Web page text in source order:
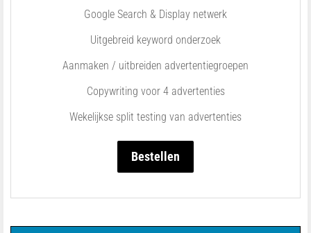
Google Search & Display netwerk
Uitgebreid keyword onderzoek
Aanmaken / uitbreiden advertentiegroepen
Copywriting voor 4 advertenties
Wekelijkse split testing van advertenties
Bestellen